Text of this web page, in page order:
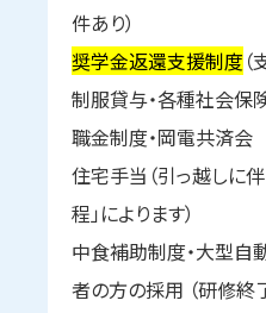
件あり）
奨学金返還支援制度
制服貸与・各種社会保
職金制度・岡電共済会
住宅手当（引っ越しに
程」によります）
中食補助制度・大型
者の方の採用 （研修